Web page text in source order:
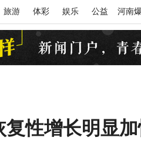
旅游 体彩 娱乐 公益 河南
性增长明显